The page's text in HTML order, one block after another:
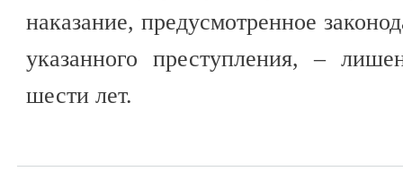
наказание, предусмотренное
указанного преступления, –
шести лет.